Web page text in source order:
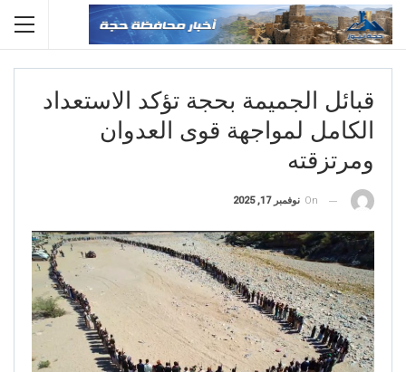
قبائل الجميمة بحجة تؤكد الاستعداد
الكامل لمواجهة قوى العدوان
ومرتزقته
On نوفمبر 17, 2025